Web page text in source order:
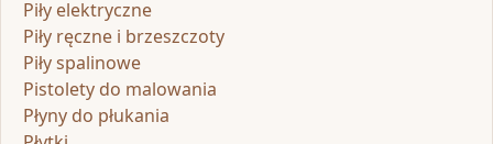
Piły elektryczne
Piły ręczne i brzeszczoty
Piły spalinowe
Pistolety do malowania
Płyny do płukania